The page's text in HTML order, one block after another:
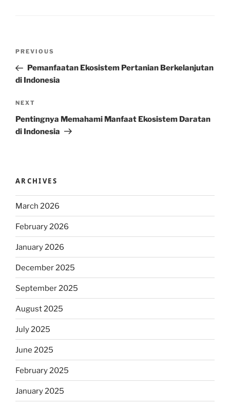
Previous
Post
PREVIOUS
Pemanfaatan Ekosistem Pertanian Berkelanjutan
di Indonesia
Next
Post
NEXT
Pentingnya Memahami Manfaat Ekosistem Daratan
di Indonesia
ARCHIVES
March 2026
February 2026
January 2026
December 2025
September 2025
August 2025
July 2025
June 2025
February 2025
January 2025